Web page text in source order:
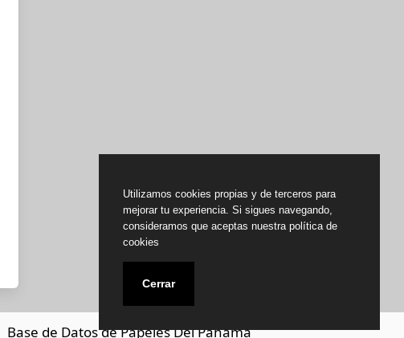
Base de Datos de Papeles Del Panamá
Utilizamos cookies propias y de terceros para
mejorar tu experiencia. Si sigues navegando,
consideramos que aceptas nuestra política de
cookies
Cerrar